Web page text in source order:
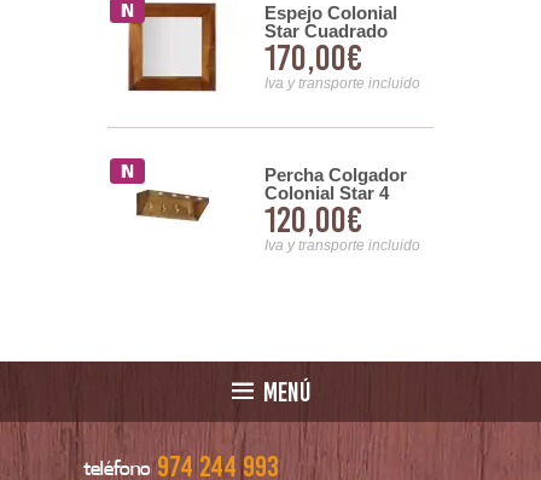
Espejo Colonial
Star Cuadrado
170,00€
Iva y transporte incluido
Percha Colgador
Colonial Star 4
Pomos
120,00€
Iva y transporte incluido
MENÚ
teléfono 974 244 993